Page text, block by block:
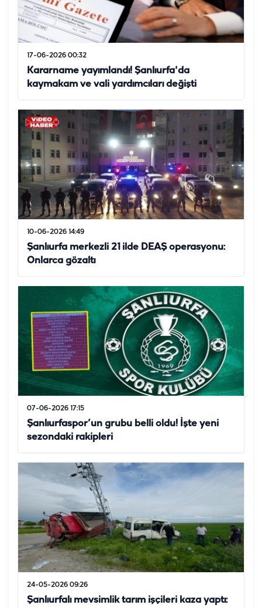
17-06-2026 00:32
Kararname yayımlandı! Şanlıurfa'da
kaymakam ve vali yardımcıları değişti
10-06-2026 14:49
Şanlıurfa merkezli 21 ilde DEAŞ operasyonu:
Onlarca gözaltı
07-06-2026 17:15
Şanlıurfaspor’un grubu belli oldu! İşte yeni
sezondaki rakipleri
24-05-2026 09:26
Şanlıurfalı mevsimlik tarım işçileri kaza yaptı: